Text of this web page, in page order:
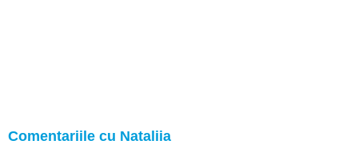
Comentariile cu Nataliia